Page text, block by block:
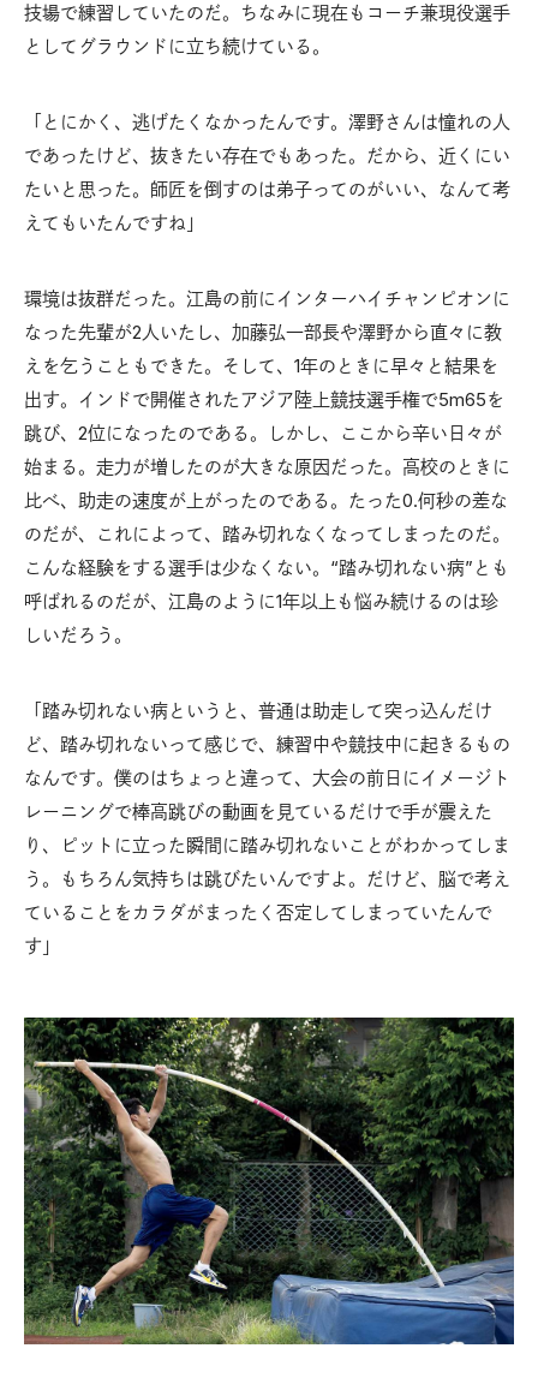
技場で練習していたのだ。ちなみに現在もコーチ兼現役選手
としてグラウンドに立ち続けている。
「とにかく、逃げたくなかったんです。澤野さんは憧れの人
であったけど、抜きたい存在でもあった。だから、近くにい
たいと思った。師匠を倒すのは弟子ってのがいい、なんて考
えてもいたんですね」
環境は抜群だった。江島の前にインターハイチャンピオンに
なった先輩が2人いたし、加藤弘一部長や澤野から直々に教
えを乞うこともできた。そして、1年のときに早々と結果を
出す。インドで開催されたアジア陸上競技選手権で5m65を
跳び、2位になったのである。しかし、ここから辛い日々が
始まる。走力が増したのが大きな原因だった。高校のときに
比べ、助走の速度が上がったのである。たった0.何秒の差な
のだが、これによって、踏み切れなくなってしまったのだ。
こんな経験をする選手は少なくない。“踏み切れない病”とも
呼ばれるのだが、江島のように1年以上も悩み続けるのは珍
しいだろう。
「踏み切れない病というと、普通は助走して突っ込んだけ
ど、踏み切れないって感じで、練習中や競技中に起きるもの
なんです。僕のはちょっと違って、大会の前日にイメージト
レーニングで棒高跳びの動画を見ているだけで手が震えた
り、ピットに立った瞬間に踏み切れないことがわかってしま
う。もちろん気持ちは跳びたいんですよ。だけど、脳で考え
ていることをカラダがまったく否定してしまっていたんで
す」